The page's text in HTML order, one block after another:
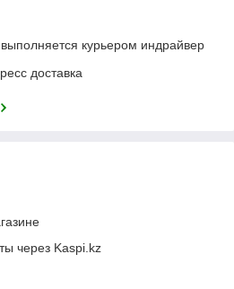
курьером индрайвер
доставка
через Kaspi.kz